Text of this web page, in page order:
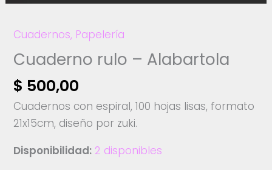
Cuadernos, Papelería
Cuaderno rulo – Alabartola
$ 500,00
Cuadernos con espiral, 100 hojas lisas, formato
21x15cm, diseño por zuki.
Disponibilidad: 2 disponibles